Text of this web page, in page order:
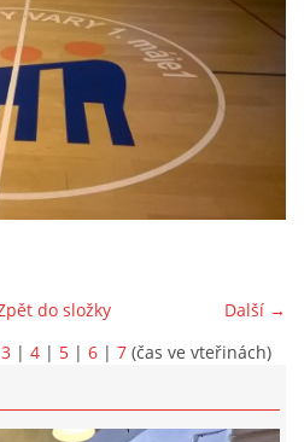
Další →
do složky
3 | 4 | 5 | 6 | 7 (čas ve vteřinách)